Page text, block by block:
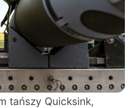
tańszy Quicksink,